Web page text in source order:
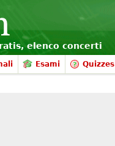
elenco concerti
Esami Quizzes